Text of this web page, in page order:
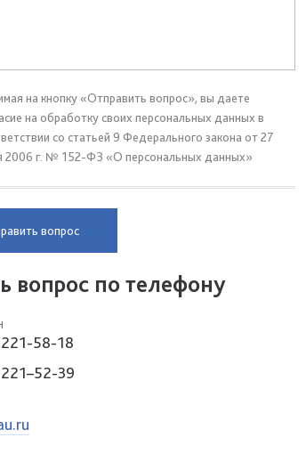
на кнопку «Отправить вопрос», вы даете
на обработку своих персональных данных в
со статьей 9 Федерального закона от 27
2006 г. № 152-ФЗ «О персональных данных»
вопрос
вопрос по телефону
58-18
39